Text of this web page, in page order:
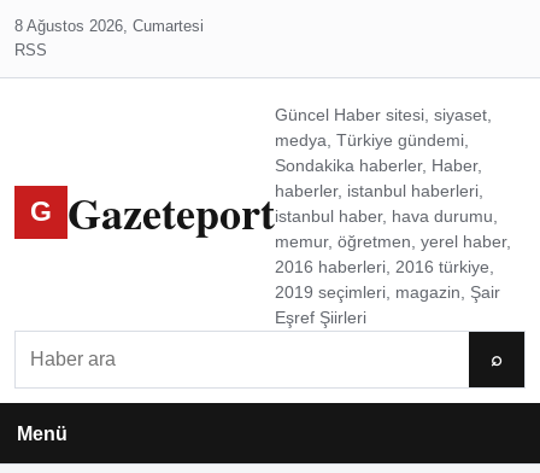
8 Ağustos 2026, Cumartesi
RSS
G Gazeteport
Güncel Haber sitesi, siyaset,
medya, Türkiye gündemi,
Sondakika haberler, Haber,
haberler, istanbul haberleri,
istanbul haber, hava durumu,
memur, öğretmen, yerel haber,
2016 haberleri, 2016 türkiye,
2019 seçimleri, magazin, Şair
Eşref Şiirleri
⌕
Menü